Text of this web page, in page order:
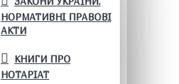
НОРМАТИВНІ ПРАВОВІ
АКТИ
КНИГИ ПРО
НОТАРІАТ